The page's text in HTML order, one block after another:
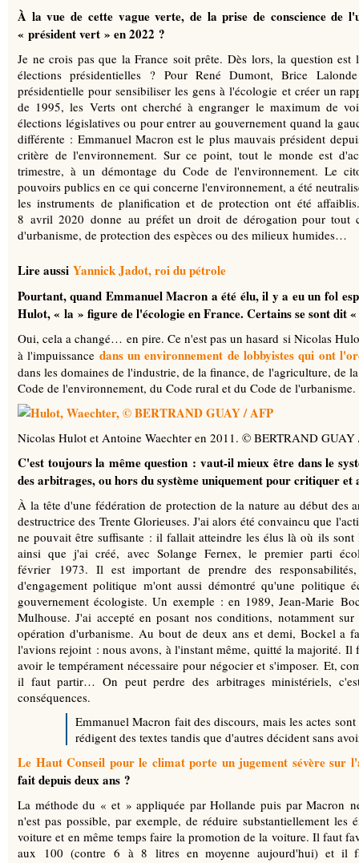
À la vue de cette vague verte, de la prise de conscience de
« président vert » en 2022 ?
Je ne crois pas que la France soit prête. Dès lors, la question est
élections présidentielles ? Pour René Dumont, Brice
présidentielle pour sensibiliser les gens à l'écologie et créer un
de 1995, les Verts ont cherché à engranger le maximum de
élections législatives ou pour entrer au gouvernement quand la
différente : Emmanuel Macron est le plus mauvais président
critère de l'environnement. Sur ce point, tout le monde est
trimestre, à un démontage du Code de l'environnement. Le
pouvoirs publics en ce qui concerne l'environnement, a été
les instruments de planification et de protection ont été
8 avril 2020 donne au préfet un droit de dérogation pour tout
d'urbanisme, de protection des espèces ou des milieux humides…
Lire aussi Yannick Jadot, roi du pétrole
Pourtant, quand Emmanuel Macron a été élu, il y a eu un fol
Hulot, « la » figure de l'écologie en France. Certains se sont dit
Oui, cela a changé… en pire. Ce n'est pas un hasard si Nicolas
à l'impuissance dans un environnement de lobbyistes qui ont
dans les domaines de l'industrie, de la finance, de l'agriculture, de
Code de l'environnement, du Code rural et du Code de l'urbanisme.
Nicolas Hulot et Antoine Waechter en 2011. © BERTRAND GUAY
C'est toujours la même question : vaut-il mieux être dans le
des arbitrages, ou hors du système uniquement pour critiquer
À la tête d'une fédération de protection de la nature au début des
destructrice des Trente Glorieuses. J'ai alors été convaincu que
ne pouvait être suffisante : il fallait atteindre les élus là où ils
ainsi que j'ai créé, avec Solange Fernex, le premier parti
février 1973. Il est important de prendre des
d'engagement politique m'ont aussi démontré qu'une politique
gouvernement écologiste. Un exemple : en 1989, Jean-Marie
Mulhouse. J'ai accepté en posant nos conditions, notamment
opération d'urbanisme. Au bout de deux ans et demi, Bockel a
l'avions rejoint : nous avons, à l'instant même, quitté la majorité. Il
avoir le tempérament nécessaire pour négocier et s'imposer. Et,
il faut partir… On peut perdre des arbitrages ministériels,
conséquences.
Emmanuel Macron fait des discours, mais les actes
rédigent des textes tandis que d'autres décident sans
Le Haut Conseil pour le climat porte un jugement sévère sur
fait depuis deux ans ?
La méthode du « et » appliquée par Hollande puis par Macron
n'est pas possible, par exemple, de réduire substantiellement
voiture et en même temps faire la promotion de la voiture. Il faut
aux 100 (contre 6 à 8 litres en moyenne aujourd'hui) et il